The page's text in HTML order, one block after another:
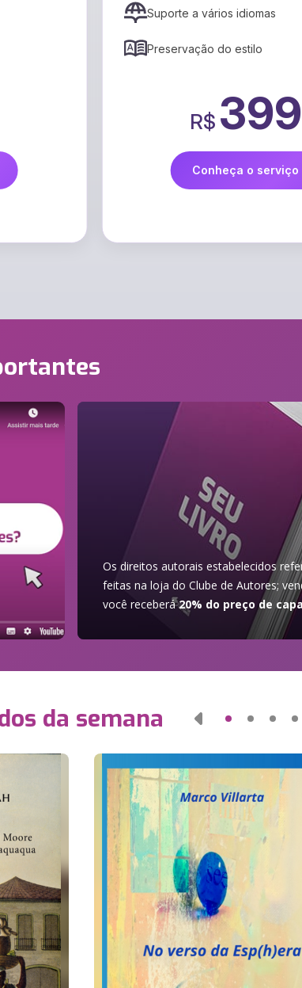
a vários idiomas
do estilo
Conheça o serviço
Os direitos autorais estabelecidos
feitas na loja do Clube de Autores;
você receberá20% do preço de capa
da semana